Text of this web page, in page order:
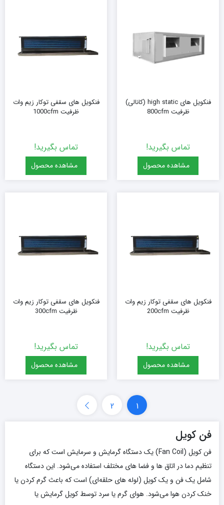
فنکویل های high static (کانالی)
ظرفیت 800cfm
تماس بگیرید!
مشاهده محصول
فنکویل های سقفی توکار زیم وات
ظرفیت 1000cfm
تماس بگیرید!
مشاهده محصول
فنکویل های سقفی توکار زیم وات
ظرفیت 200cfm
تماس بگیرید!
مشاهده محصول
فنکویل های سقفی توکار زیم وات
ظرفیت 300cfm
تماس بگیرید!
مشاهده محصول
1
2
فن کویل
فن کویل (Fan Coil) یک دستگاه گرمایش و سرمایش است که برای
تنظیم دما در اتاق‌ ها و فضا های مختلف استفاده می‌شود. این دستگاه
شامل یک فن و یک کویل (لوله‌ های حلقه‌ای) است که باعث گرم کردن یا
خنک کردن هوا می‌شود. هوای گرم یا سرد توسط کویل گرمایش یا